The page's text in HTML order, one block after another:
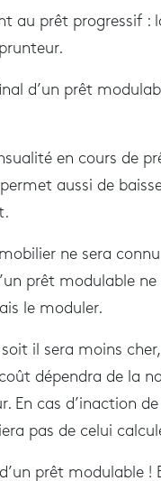
au prêt progressif :
d’un prêt
en cours de
aussi de
ne sera
prêt modulable
le moduler.
il sera moins
dépendra de la
En cas d’inaction
pas de celui
prêt modulable !